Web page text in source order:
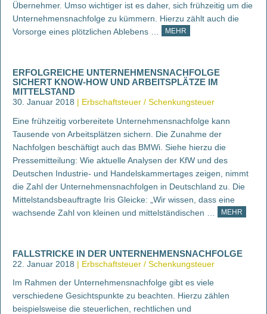
Übernehmer. Umso wichtiger ist es daher, sich frühzeitig um die
Unternehmensnachfolge zu kümmern. Hierzu zählt auch die
Vorsorge eines plötzlichen Ablebens …
MEHR
ERFOLGREICHE UNTERNEHMENSNACHFOLGE
SICHERT KNOW-HOW UND ARBEITSPLÄTZE IM
MITTELSTAND
30. Januar 2018
Erbschaftsteuer / Schenkungsteuer
Eine frühzeitig vorbereitete Unternehmensnachfolge kann
Tausende von Arbeitsplätzen sichern. Die Zunahme der
Nachfolgen beschäftigt auch das BMWi. Siehe hierzu die
Pressemitteilung: Wie aktuelle Analysen der KfW und des
Deutschen Industrie- und Handelskammertages zeigen, nimmt
die Zahl der Unternehmensnachfolgen in Deutschland zu. Die
Mittelstandsbeauftragte Iris Gleicke: „Wir wissen, dass eine
wachsende Zahl von kleinen und mittelständischen …
MEHR
FALLSTRICKE IN DER UNTERNEHMENSNACHFOLGE
22. Januar 2018
Erbschaftsteuer / Schenkungsteuer
Im Rahmen der Unternehmensnachfolge gibt es viele
verschiedene Gesichtspunkte zu beachten. Hierzu zählen
beispielsweise die steuerlichen, rechtlichen und